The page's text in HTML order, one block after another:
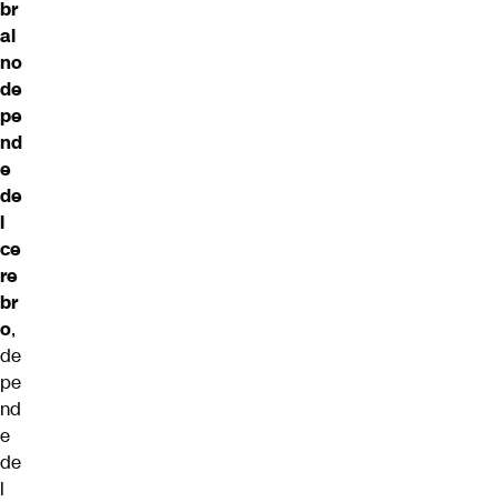
br
al
no
de
pe
nd
e
de
l
ce
re
br
o,
de
pe
nd
e
de
l